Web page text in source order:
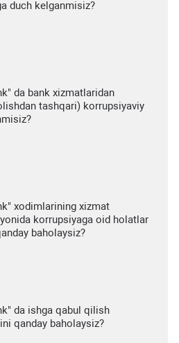
duch kelganmisiz?
da bank xizmatlaridan
tashqari) korrupsiyaviy
xodimlarining xizmat
korrupsiyaga oid holatlar
baholaysiz?
da ishga qabul qilish
qanday baholaysiz?